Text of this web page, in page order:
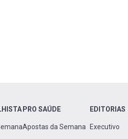
PRO SAÚDE
Apostas da Semana
EDITORIAS
Executivo